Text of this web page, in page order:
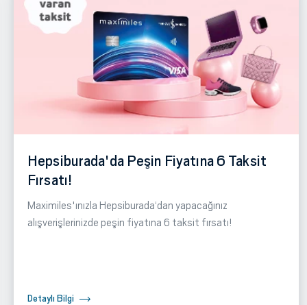
Hepsiburada'da Peşin Fiyatına 6 Taksit
Fırsatı!
Maximiles'ınızla Hepsiburada‘dan yapacağınız
alışverişlerinizde peşin fiyatına 6 taksit fırsatı!
Detaylı Bilgi